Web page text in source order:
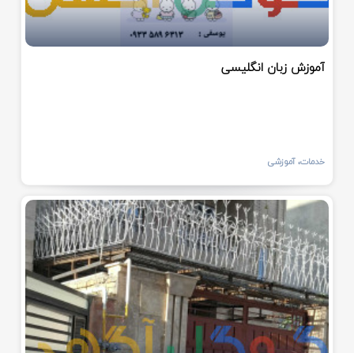
آموزش زبان انگلیسی
خدمات، آموزشی